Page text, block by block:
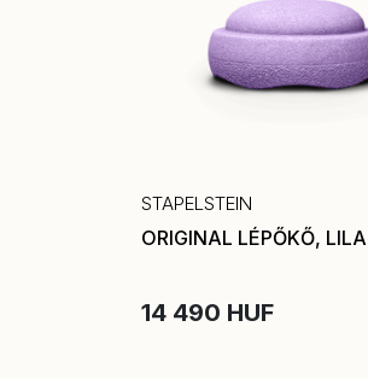
STAPELSTEIN
ORIGINAL LÉPŐKŐ, LILA
14 490 HUF